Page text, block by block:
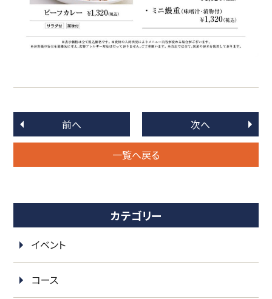
前へ
一覧へ戻る
次へ
カテゴリー
イベント
コース